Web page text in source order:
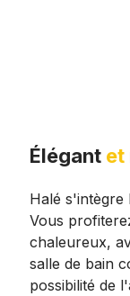
Élégant et
Halé s'intègre
Vous
chaleureux,
salle de bain
possibilité de